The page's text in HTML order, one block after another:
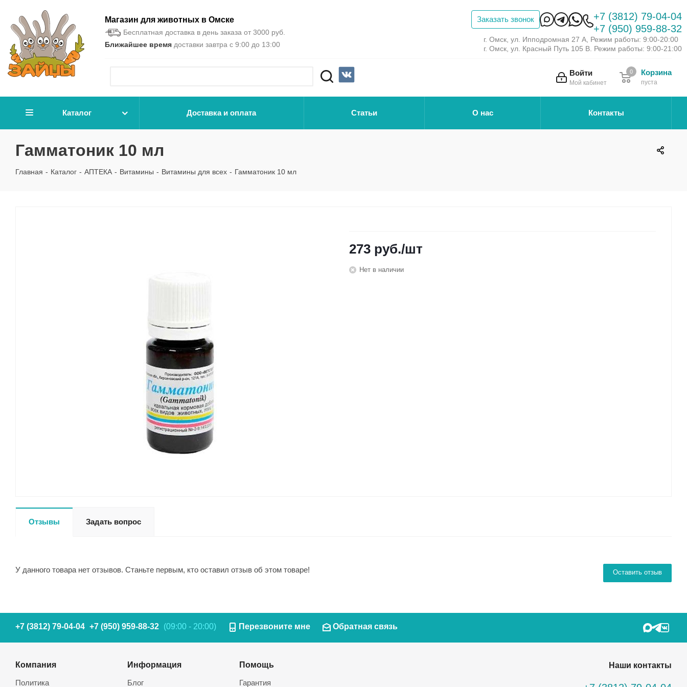
Магазин для животных в Омске
Бесплатная доставка в день заказа от 3000 руб.
Ближайшее время доставки завтра с 9:00 до 13:00
Заказать звонок
+7 (3812) 79-04-04
+7 (950) 959-88-32
г. Омск, ул. Ипподромная 27 А, Режим работы: 9:00-20:00
г. Омск, ул. Красный Путь 105 В. Режим работы: 9:00-21:00
Войти
Мой кабинет
Корзина
пуста
0
Каталог Доставка и оплата Статьи О нас Контакты
Гамматоник 10 мл
Главная - Каталог - АПТЕКА - Витамины - Витамины для всех - Гамматоник 10 мл
273 руб./шт
Нет в наличии
Отзывы Задать вопрос
Оставить отзыв
У данного товара нет отзывов. Станьте первым, кто оставил отзыв об этом товаре!
+7 (3812) 79-04-04 +7 (950) 959-88-32 (09:00 - 20:00) Перезвоните мне Обратная связь
Компания
Политика
Информация
Блог
Помощь
Гарантия
Наши контакты